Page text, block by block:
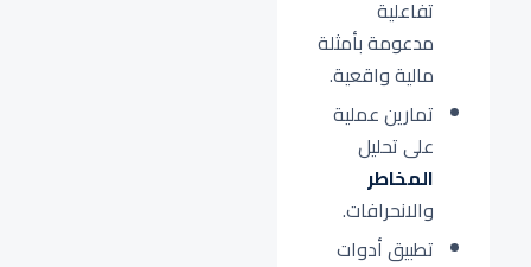
تفاعلية
مدعومة بأمثلة
مالية واقعية.
تمارين عملية
على تحليل
المخاطر
والانحرافات.
تطبيق أدوات